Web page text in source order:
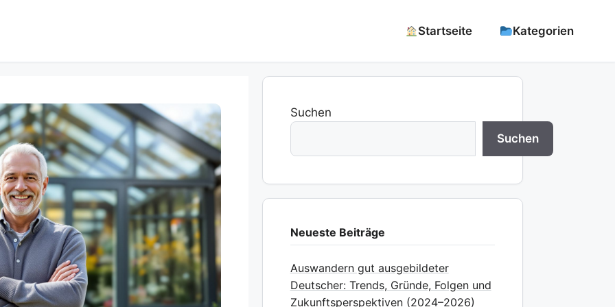
Startseite Kategorien
Suchen
Suchen
Neueste Beiträge
Auswandern gut ausgebildeter
Deutscher: Trends, Gründe, Folgen und
Zukunftsperspektiven (2024–2026)